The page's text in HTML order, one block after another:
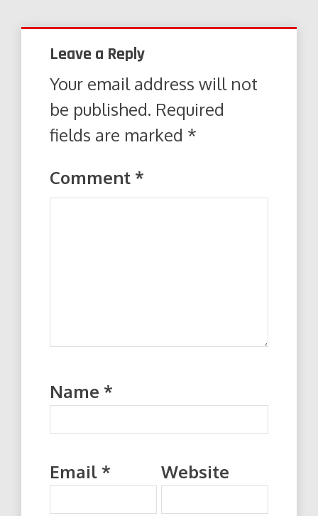
Leave a Reply
Your email address will not
be published. Required
fields are marked *
Comment *
Name *
Email * Website